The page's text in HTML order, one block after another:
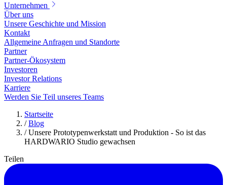
Unternehmen
Über uns
Unsere Geschichte und Mission
Kontakt
Allgemeine Anfragen und Standorte
Partner
Partner-Ökosystem
Investoren
Investor Relations
Karriere
Werden Sie Teil unseres Teams
Startseite
/ Blog
/ Unsere Prototypenwerkstatt und Produktion - So ist das
HARDWARIO Studio gewachsen
Teilen